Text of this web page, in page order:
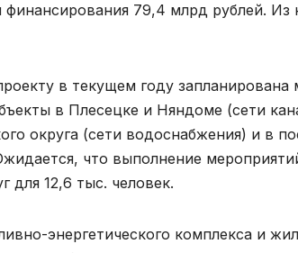
79,4 млрд рублей. Из
в текущем году
в Плесецке и Няндоме (сети
округа (сети водоснабжения) и в
что выполнение
для 12,6 тыс. человек.
энергетического комплекса и